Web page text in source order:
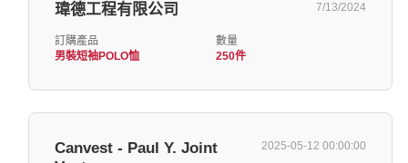
瑋德工程有限公司 7/13/2024
訂購產品
男裝短袖POLO恤
數量
250件
Canvest - Paul Y. Joint
2025-05-12 00:00:00